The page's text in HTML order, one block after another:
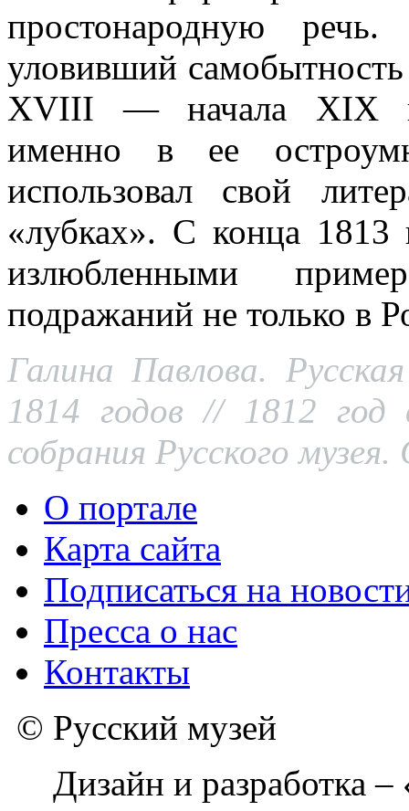
простонародную
уловивший
XVIII — начала XIX
именно в ее
использовал свой
«лубках». С конца 1813
излюбленными
подражаний не только в
Галина Павлова.
1814 годов // 1812 год
собрания Русского
О портале
Карта сайта
Подписаться на
Пресса о нас
Контакты
© Русский музей
Дизайн и разработка